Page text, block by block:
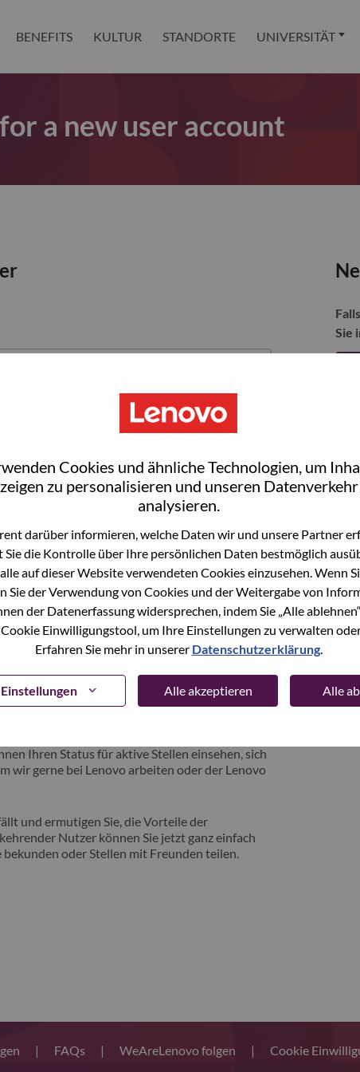
Cookies und ähnliche Technologien, um
zu personalisieren und unseren Datenverkehr
analysieren.
darüber informieren, welche Daten wir und unsere Partner
Sie die Kontrolle über Ihre persönlichen Daten bestmöglich
auf dieser Website verwendeten Cookies einzusehen. Wenn
Sie der Verwendung von Cookies und der Weitergabe von
der Datenerfassung widersprechen, indem Sie „Alle
Cookie Einwilligungstool, um Ihre Einstellungen zu verwalten
Erfahren Sie mehr in unserer Datenschutzerklärung.
Alle akzeptieren Alle
BENEFITS KULTUR STANDORTE UNIVERSITÄT
a new user account
beworben haben, haben wir Ihre E-Mail in
"Passwort vergessen", um Ihr Passwort
bei der Registrierung als neuer Benutzer haben,
hrsupport@lenovo.com nd teilen Sie uns die
Screenshots mit. Bitte geben Sie in der
an. Ein Mitglied unseres Teams wird sich nach
vorstellen zu können, auf der Sie von
Ihren Status für aktive Stellen einsehen, sich
wir gerne bei Lenovo arbeiten oder der Lenovo
und ermutigen Sie, die Vorteile der
Nutzer können Sie jetzt ganz einfach
oder Stellen mit Freunden teilen.
Sie
| FAQs | WeAreLenovo folgen |
Cookie